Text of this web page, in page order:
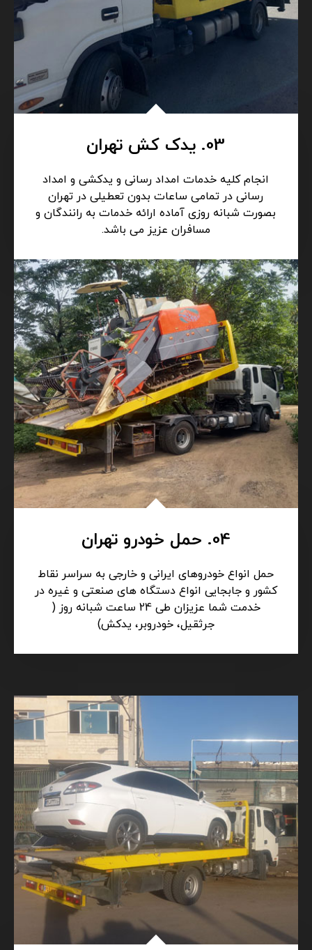
03. یدک کش تهران
انجام کلیه خدمات امداد رسانی و یدکشی و امداد
رسانی در تمامی ساعات بدون تعطیلی در تهران
بصورت شبانه روزی آماده ارائه خدمات به رانندگان و
مسافران عزیز می باشد.
04. حمل خودرو تهران
حمل انواع خودروهای ایرانی و خارجی به سراسر نقاط
کشور و جابجایی انواع دستگاه های صنعتی و غیره در
خدمت شما عزیزان طی 24 ساعت شبانه روز (
جرثقیل، خودروبر، یدکش)